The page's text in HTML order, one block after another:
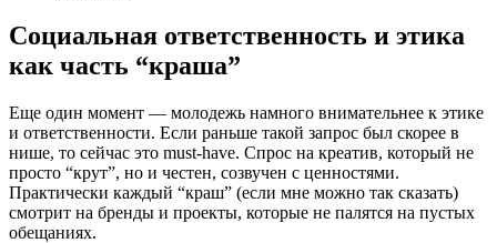
Социальная ответственность и этика
как часть “краша”
Еще один момент — молодежь намного внимательнее к этике
и ответственности. Если раньше такой запрос был скорее в
нише, то сейчас это must-have. Спрос на креатив, который не
просто “крут”, но и честен, созвучен с ценностями.
Практически каждый “краш” (если мне можно так сказать)
смотрит на бренды и проекты, которые не палятся на пустых
обещаниях.